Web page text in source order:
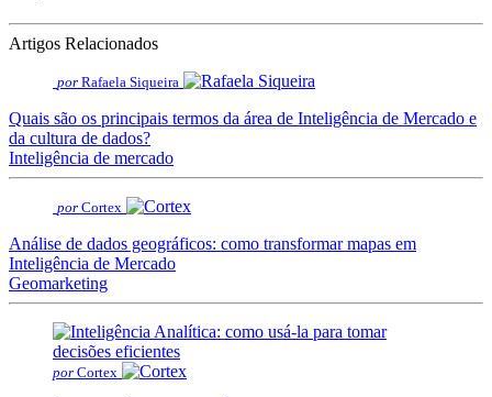
Artigos Relacionados
por Rafaela Siqueira
Quais são os principais termos da área de Inteligência de Mercado e
da cultura de dados?
Inteligência de mercado
por Cortex
Análise de dados geográficos: como transformar mapas em
Inteligência de Mercado
Geomarketing
por Cortex